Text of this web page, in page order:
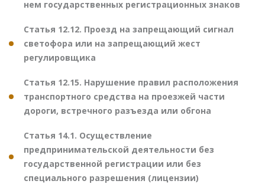
нем государственных регистрационных знаков
Статья 12.12. Проезд на запрещающий сигнал
светофора или на запрещающий жест
регулировщика
Статья 12.15. Нарушение правил расположения
транспортного средства на проезжей части
дороги, встречного разъезда или обгона
Статья 14.1. Осуществление
предпринимательской деятельности без
государственной регистрации или без
специального разрешения (лицензии)